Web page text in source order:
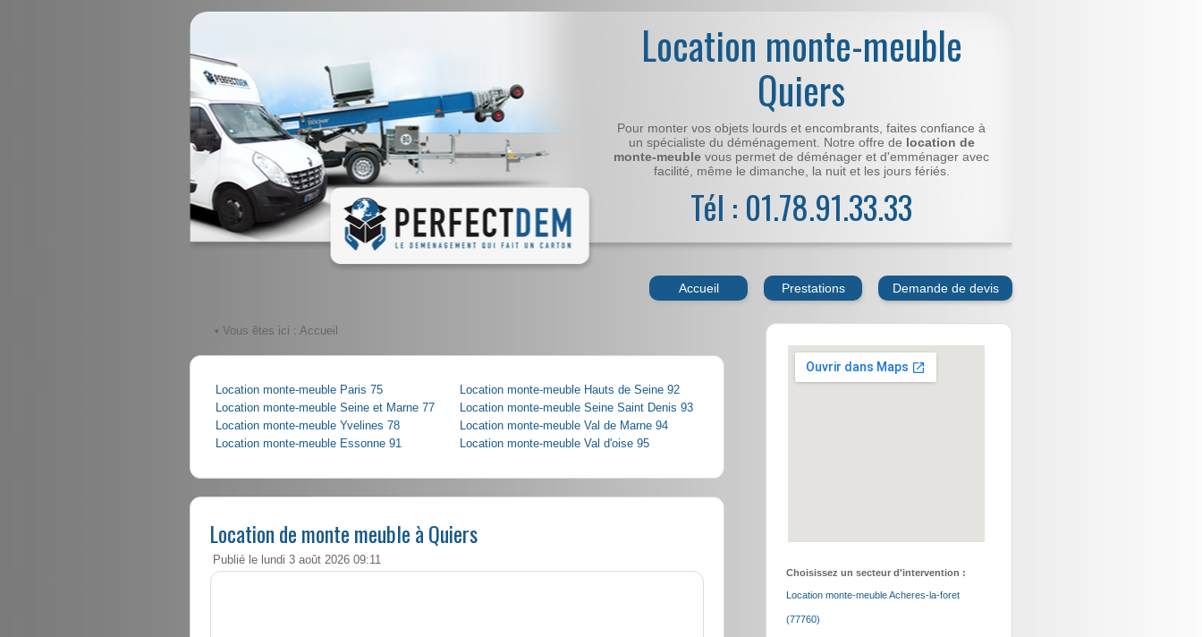
Location monte-meuble
Quiers
Pour monter vos objets lourds et encombrants, faites confiance à
un spécialiste du déménagement. Notre offre de location de
monte-meuble vous permet de déménager et d'emménager avec
facilité, même le dimanche, la nuit et les jours fériés.
Tél : 01.78.91.33.33
Accueil Prestations Demande de devis
• Vous êtes ici : Accueil
Location monte-meuble Paris 75
Location monte-meuble Seine et Marne 77
Location monte-meuble Yvelines 78
Location monte-meuble Essonne 91
Location monte-meuble Hauts de Seine 92
Location monte-meuble Seine Saint Denis 93
Location monte-meuble Val de Marne 94
Location monte-meuble Val d'oise 95
Location de monte meuble à Quiers
Publié le lundi 3 août 2026 09:11
Choisissez un secteur d'intervention :
Location monte-meuble Acheres-la-foret
(77760)